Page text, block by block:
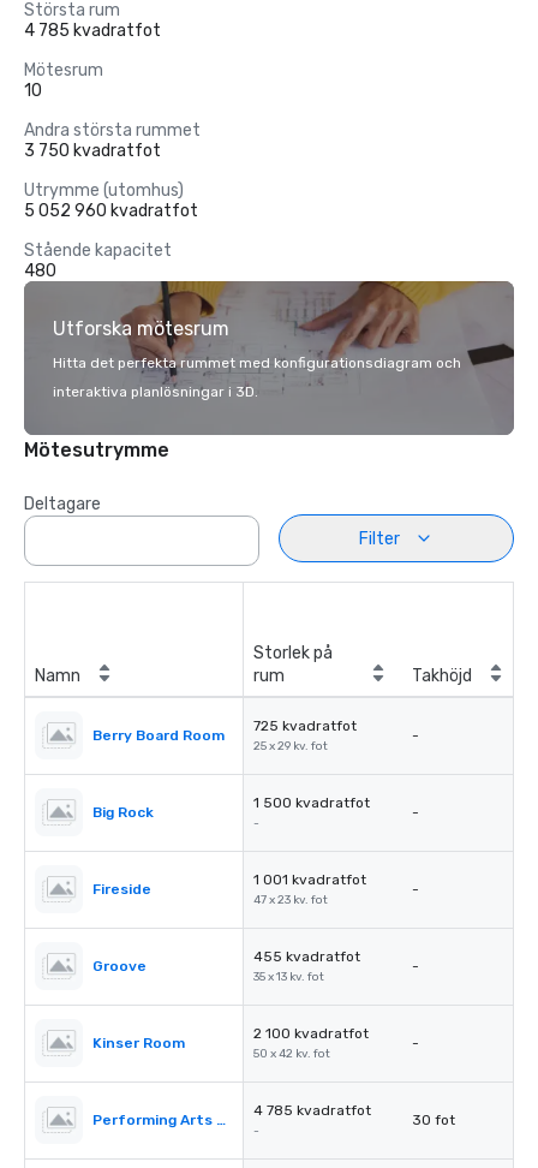
Största rum
4 785 kvadratfot
Mötesrum
10
Andra största rummet
3 750 kvadratfot
Utrymme (utomhus)
5 052 960 kvadratfot
Stående kapacitet
480
Utforska mötesrum
Hitta det perfekta rummet med konfigurationsdiagram och
interaktiva planlösningar i 3D.
Mötesutrymme
Deltagare
Filter
Namn
Storlek på
rum
Takhöjd
Berry Board Room
725 kvadratfot
25 x 29 kv. fot
-
Big Rock
1 500 kvadratfot
-
-
Fireside
1 001 kvadratfot
47 x 23 kv. fot
-
Groove
455 kvadratfot
35 x 13 kv. fot
-
Kinser Room
2 100 kvadratfot
50 x 42 kv. fot
-
Performing Arts Center (PAC)
4 785 kvadratfot
-
30 fot